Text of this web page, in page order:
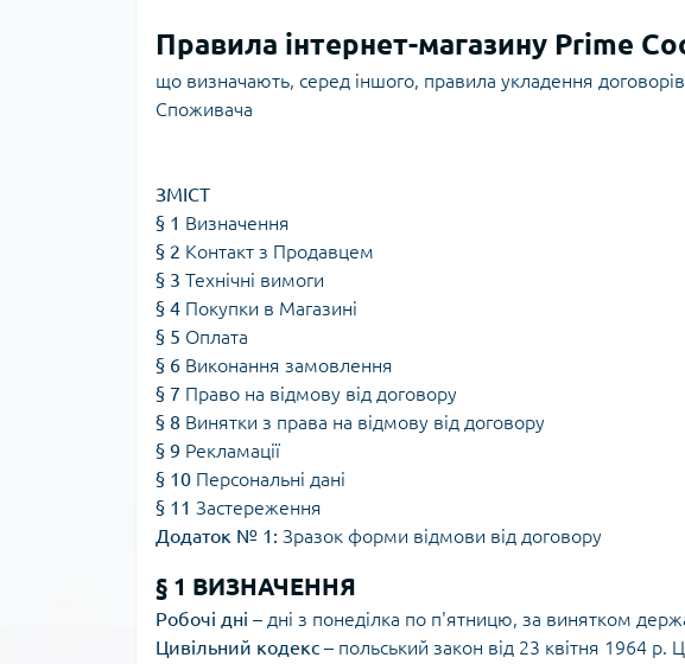
Правила інтернет-магазину Prime
що визначають, серед іншого, правила укладення
Споживача
ЗМІСТ
§ 1 Визначення
§ 2 Контакт з Продавцем
§ 3 Технічні вимоги
§ 4 Покупки в Магазині
§ 5 Оплата
§ 6 Виконання замовлення
§ 7 Право на відмову від договору
§ 8 Винятки з права на відмову від договору
§ 9 Рекламації
§ 10 Персональні дані
§ 11 Застереження
Додаток № 1: Зразок форми відмови від договору
§ 1 ВИЗНАЧЕННЯ
Робочі дні – дні з понеділка по п'ятницю, за винятком
Цивільний кодекс – польський закон від 23 квітня 1964 р.